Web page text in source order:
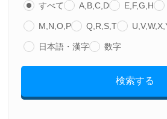
すべて A,B,C,D E,F,G,H
M,N,O,P Q,R,S,T
日本語・漢字 数字
検索する